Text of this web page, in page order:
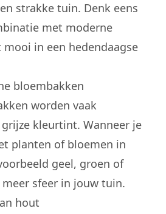
strakke tuin. Denk eens
met moderne
in een hedendaagse
bloembakken
worden vaak
kleurtint. Wanneer je
planten of bloemen in
geel, groen of
sfeer in jouw tuin.
hout